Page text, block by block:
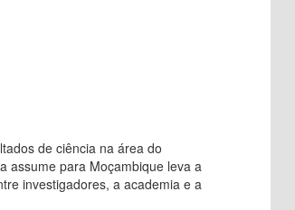
de ciência na área do
assume para Moçambique leva a
investigadores, a academia e a